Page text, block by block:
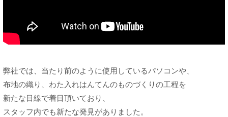
弊社では、当たり前のように使用しているパソコンや、
布地の織り、わた入れはんてんのものづくりの工程を
新たな目線で着目頂いており、
スタッフ内でも新たな発見がありました。